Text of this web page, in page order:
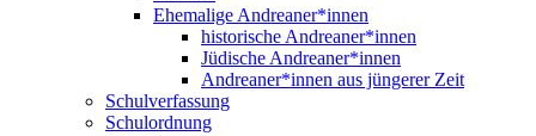
Ehemalige Andreaner*innen
historische Andreaner*innen
Jüdische Andreaner*innen
Andreaner*innen aus jüngerer Zeit
Schulverfassung
Schulordnung